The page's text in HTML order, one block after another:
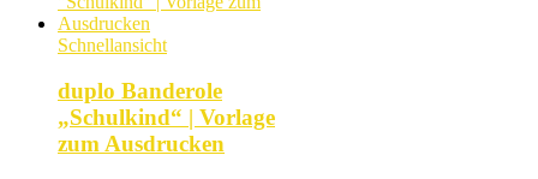
Schnellansicht
duplo Banderole
„Schulkind“ | Vorlage
zum Ausdrucken